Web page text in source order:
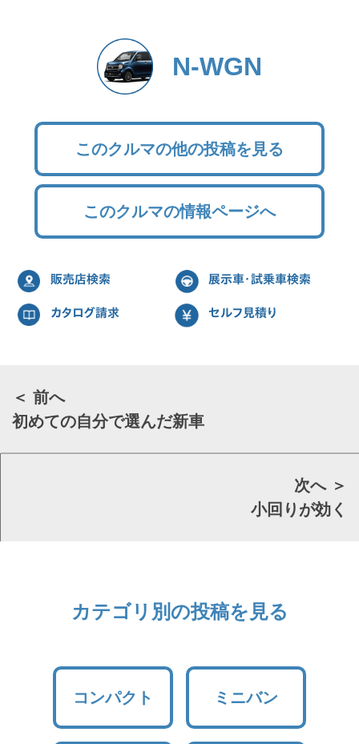
N-WGN
このクルマの他の投稿を見る
このクルマの情報ページへ
販売店検索 展示車・試乗車検索
カタログ請求 セルフ見積り
＜ 前へ
初めての自分で選んだ新車
次へ ＞
小回りが効く
カテゴリ別の投稿を見る
コンパクト ミニバン